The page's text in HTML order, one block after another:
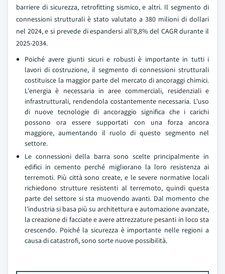
barriere di sicurezza, retrofitting sismico, e altri. Il segmento di
connessioni strutturali è stato valutato a 380 milioni di dollari
nel 2024, e si prevede di espandersi all'8,8% del CAGR durante il
2025-2034.
Poiché avere giunti sicuri e robusti è importante in tutti i
lavori di costruzione, il segmento di connessioni strutturali
costituisce la maggior parte del mercato di ancoraggi chimici.
L'energia è necessaria in aree commerciali, residenziali e
infrastrutturali, rendendola costantemente necessaria. L'uso
di nuove tecnologie di ancoraggio significa che i carichi
possono ora essere supportati con una forza ancora
maggiore, aumentando il ruolo di questo segmento nel
settore.
Le connessioni della barra sono scelte principalmente in
edifici in cemento perché migliorano la loro resistenza ai
terremoti. Più città sono create, e le severe normative locali
richiedono strutture resistenti al terremoto, quindi questa
parte del settore si sta muovendo avanti. Dal momento che
l'industria si basa più su architettura e automazione avanzate,
la creazione di facciate e avere attrezzature pesanti in loco sta
crescendo. Poiché la sicurezza è importante nelle regioni a
causa di catastrofi, sono sorte nuove possibilità.